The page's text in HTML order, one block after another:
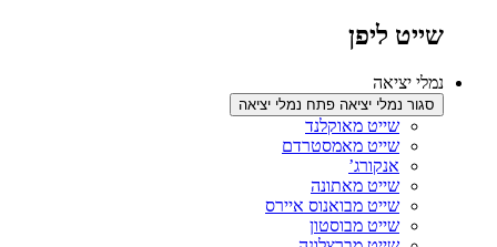
שייט ליפן
נמלי יציאה
סגור נמלי יציאה פתח נמלי יציאה
שייט מאוקלנד
שייט מאמסטרדם
אנקורג’
שייט מאתונה
שייט מבואנוס איירס
שייט מבוסטון